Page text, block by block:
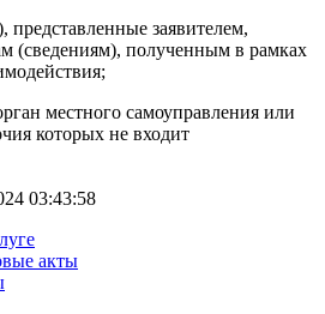
заявителем,
(сведениям), полученным в рамках
местного самоуправления или
которых не входит
03:43:58
акты